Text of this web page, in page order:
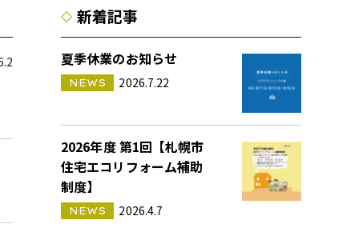
新着記事
夏季休業のお知らせ
NEWS 2026.7.22
2026年度 第1回【札幌市
住宅エコリフォーム補助
制度】
NEWS 2026.4.7